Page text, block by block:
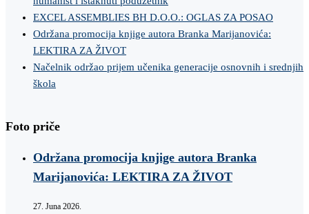
EXCEL ASSEMBLIES BH D.O.O.: OGLAS ZA POSAO
Održana promocija knjige autora Branka Marijanovića:
LEKTIRA ZA ŽIVOT
Načelnik održao prijem učenika generacije osnovnih i srednjih
škola
Foto priče
Održana promocija knjige autora Branka
Marijanovića: LEKTIRA ZA ŽIVOT
27. Juna 2026.